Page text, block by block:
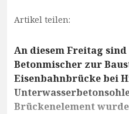
Artikel teilen:
An diesem Freitag
Betonmischer zur
Eisenbahnbrücke bei
Brückenelement wurde